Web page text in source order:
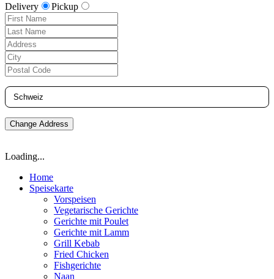
Delivery Pickup
Change Address
Loading...
Home
Speisekarte
Vorspeisen
Vegetarische Gerichte
Gerichte mit Poulet
Gerichte mit Lamm
Grill Kebab
Fried Chicken
Fishgerichte
Naan